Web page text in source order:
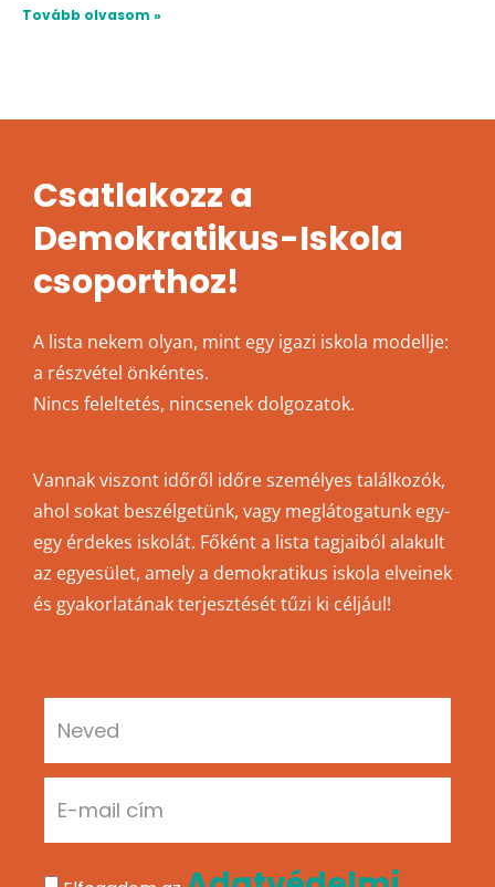
Tovább olvasom »
Csatlakozz a
Demokratikus-Iskola
csoporthoz!
A lista nekem olyan, mint egy igazi iskola modellje:
a részvétel önkéntes.
Nincs feleltetés, nincsenek dolgozatok.
Vannak viszont időről időre személyes találkozók,
ahol sokat beszélgetünk, vagy meglátogatunk egy-
egy érdekes iskolát. Főként a lista tagjaiból alakult
az egyesület, amely a demokratikus iskola elveinek
és gyakorlatának terjesztését tűzi ki céljául!